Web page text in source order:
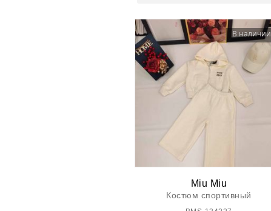
В наличии
Miu Miu
Костюм спортивный